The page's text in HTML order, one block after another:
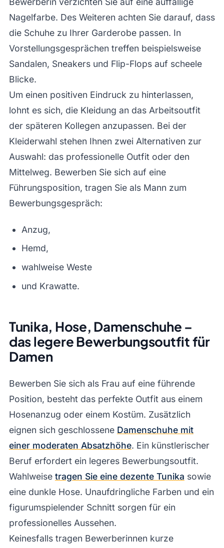
Nagelfarbe. Des Weiteren achten Sie darauf, dass
die Schuhe zu Ihrer Garderobe passen. In
Vorstellungsgesprächen treffen beispielsweise
Sandalen, Sneakers und Flip-Flops auf scheele
Blicke.
Um einen positiven Eindruck zu hinterlassen,
lohnt es sich, die Kleidung an das Arbeitsoutfit
der späteren Kollegen anzupassen. Bei der
Kleiderwahl stehen Ihnen zwei Alternativen zur
Auswahl: das professionelle Outfit oder den
Mittelweg. Bewerben Sie sich auf eine
Führungsposition, tragen Sie als Mann zum
Bewerbungsgespräch:
Anzug,
Hemd,
wahlweise Weste
und Krawatte.
Tunika, Hose, Damenschuhe –
das legere Bewerbungsoutfit für
Damen
Bewerben Sie sich als Frau auf eine führende
Position, besteht das perfekte Outfit aus einem
Hosenanzug oder einem Kostüm. Zusätzlich
eignen sich geschlossene Damenschuhe mit
einer moderaten Absatzhöhe. Ein künstlerischer
Beruf erfordert ein legeres Bewerbungsoutfit.
Wahlweise tragen Sie eine dezente Tunika sowie
eine dunkle Hose. Unaufdringliche Farben und ein
figurumspielender Schnitt sorgen für ein
professionelles Aussehen.
Keinesfalls tragen Bewerberinnen kurze